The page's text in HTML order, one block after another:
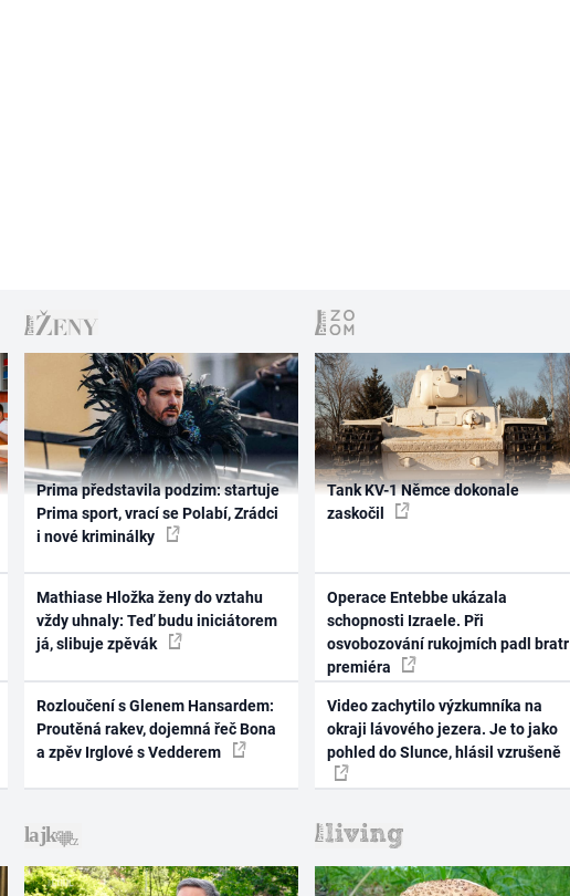
Prima představila podzim: startuje
Prima sport, vrací se Polabí, Zrádci
i nové kriminálky
Mathiase Hložka ženy do vztahu
vždy uhnaly: Teď budu iniciátorem
já, slibuje zpěvák
Rozloučení s Glenem Hansardem:
Proutěná rakev, dojemná řeč Bona
a zpěv Irglové s Vedderem
Tank KV-1 Němce dokonale
zaskočil
Operace Entebbe ukázala
schopnosti Izraele. Při
osvobozování rukojmích padl bratr
premiéra
Video zachytilo výzkumníka na
okraji lávového jezera. Je to jako
pohled do Slunce, hlásil vzrušeně